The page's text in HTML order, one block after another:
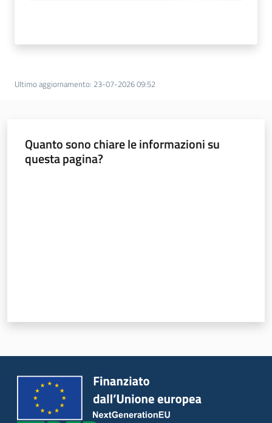
Ultimo aggiornamento: 23-07-2026 09:52
Quanto sono chiare le informazioni su
questa pagina?